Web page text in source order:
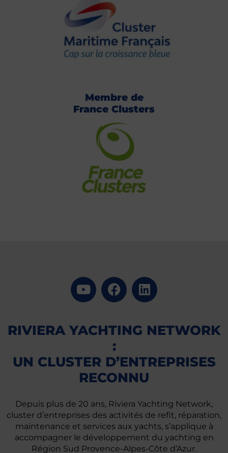
Membre de
France Clusters
RIVIERA YACHTING NETWORK
:
UN CLUSTER D’ENTREPRISES
RECONNU
Depuis plus de 20 ans, Riviera Yachting Network,
cluster d’entreprises des activités de refit, réparation,
maintenance et services aux yachts, s’applique à
accompagner le développement du yachting en
Région Sud Provence-Alpes-Côte d’Azur.